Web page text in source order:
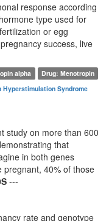
response according
type used for
or egg
success, live
alpha Drug: Menotropin
Hyperstimulation Syndrome
study on more than 600
that
in both genes
pregnant, 40% of those
---
rate and genotype